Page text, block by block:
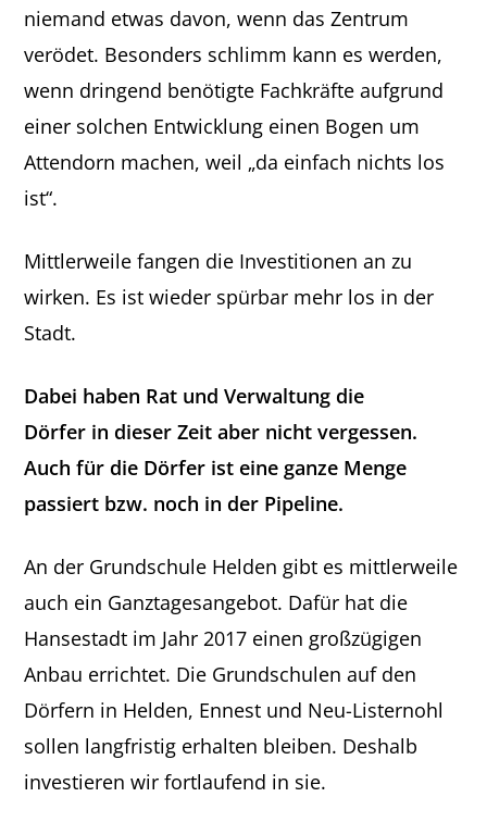
niemand etwas davon, wenn das Zentrum
verödet. Besonders schlimm kann es werden,
wenn dringend benötigte Fachkräfte aufgrund
einer solchen Entwicklung einen Bogen um
Attendorn machen, weil „da einfach nichts los
ist“.
Mittlerweile fangen die Investitionen an zu
wirken. Es ist wieder spürbar mehr los in der
Stadt.
Dabei haben Rat und Verwaltung die
Dörfer in dieser Zeit aber nicht vergessen.
Auch für die Dörfer ist eine ganze Menge
passiert bzw. noch in der Pipeline.
An der Grundschule Helden gibt es mittlerweile
auch ein Ganztagesangebot. Dafür hat die
Hansestadt im Jahr 2017 einen großzügigen
Anbau errichtet. Die Grundschulen auf den
Dörfern in Helden, Ennest und Neu-Listernohl
sollen langfristig erhalten bleiben. Deshalb
investieren wir fortlaufend in sie.